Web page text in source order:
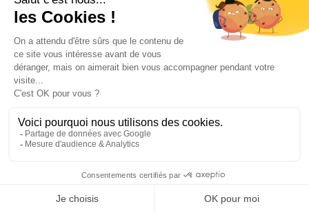
Durée de l'activité: 02h30
Escape game outdoor dans le centre-ville
Différentes énigmes thème La casa de papel
Plusieurs équipes de 1 à 6 personnes
Codes d'accès
Jeu accessible depuis sur votre portable
Vous jouez le jour et à l'horaire de votre choix,
en toute autonomie
Mon EVG à Rome